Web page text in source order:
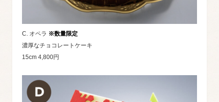
C. オペラ ※数量限定
濃厚なチョコレートケーキ
15cm 4,800円